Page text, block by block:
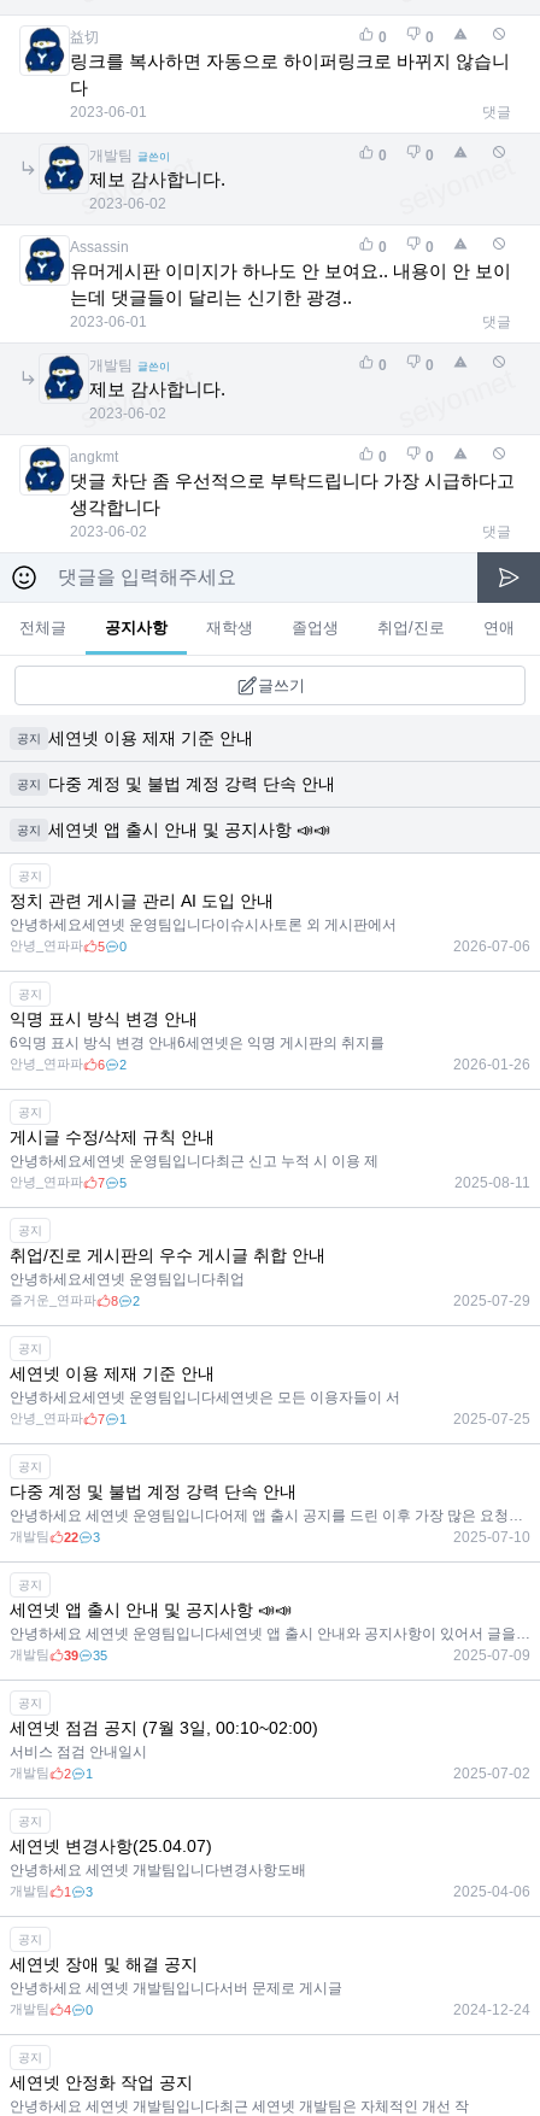
益切 0 0
링크를 복사하면 자동으로 하이퍼링크로 바뀌지 않습니
다
2023-06-01 댓글
개발팀 글쓴이 0 0
제보 감사합니다.
2023-06-02
Assassin 0 0
유머게시판 이미지가 하나도 안 보여요.. 내용이 안 보이
는데 댓글들이 달리는 신기한 광경..
2023-06-01 댓글
개발팀 글쓴이 0 0
제보 감사합니다.
2023-06-02
angkmt 0 0
댓글 차단 좀 우선적으로 부탁드립니다 가장 시급하다고
생각합니다
2023-06-02 댓글
전체글 공지사항 재학생 졸업생 취업/진로 연애
글쓰기
공지 세연넷 이용 제재 기준 안내
공지 다중 계정 및 불법 계정 강력 단속 안내
공지 세연넷 앱 출시 안내 및 공지사항 📣📣
공지
정치 관련 게시글 관리 AI 도입 안내
안녕하세요세연넷 운영팀입니다이슈시사토론 외 게시판에서
안녕_연파파 5 0 2026-07-06
공지
익명 표시 방식 변경 안내
6익명 표시 방식 변경 안내6세연넷은 익명 게시판의 취지를
안녕_연파파 6 2 2026-01-26
공지
게시글 수정/삭제 규칙 안내
안녕하세요세연넷 운영팀입니다최근 신고 누적 시 이용 제
안녕_연파파 7 5 2025-08-11
공지
취업/진로 게시판의 우수 게시글 취합 안내
안녕하세요세연넷 운영팀입니다취업
즐거운_연파파 8 2 2025-07-29
공지
세연넷 이용 제재 기준 안내
안녕하세요세연넷 운영팀입니다세연넷은 모든 이용자들이 서
안녕_연파파 7 1 2025-07-25
공지
다중 계정 및 불법 계정 강력 단속 안내
안녕하세요 세연넷 운영팀입니다어제 앱 출시 공지를 드린 이후 가장 많은 요청이 있었던
개발팀 22 3 2025-07-10
공지
세연넷 앱 출시 안내 및 공지사항 📣📣
안녕하세요 세연넷 운영팀입니다세연넷 앱 출시 안내와 공지사항이 있어서 글을 쓰게 되었습
개발팀 39 35 2025-07-09
공지
세연넷 점검 공지 (7월 3일, 00:10~02:00)
서비스 점검 안내일시
개발팀 2 1 2025-07-02
공지
세연넷 변경사항(25.04.07)
안녕하세요 세연넷 개발팀입니다변경사항도배
개발팀 1 3 2025-04-06
공지
세연넷 장애 및 해결 공지
안녕하세요 세연넷 개발팀입니다서버 문제로 게시글
개발팀 4 0 2024-12-24
공지
세연넷 안정화 작업 공지
안녕하세요 세연넷 개발팀입니다최근 세연넷 개발팀은 자체적인 개선 작